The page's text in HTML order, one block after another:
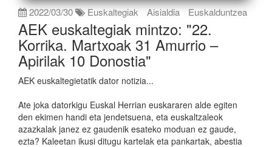
2022/03/30 Euskaltegiak Aisialdia Euskalduntzea
AEK euskaltegiak mintzo: "22.
Korrika. Martxoak 31 Amurrio –
Apirilak 10 Donostia"
AEK euskaltegietatik dator notizia...
Ate joka datorkigu Euskal Herrian euskararen alde egiten
den ekimen handi eta jendetsuena, eta euskaltzaleok
azazkalak janez ez gaudenik esateko moduan ez gaude,
ezta? Kaleetan ikusi ditugu kartelak eta pankartak, abestia